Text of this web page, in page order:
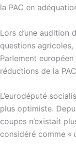
la PAC en
Lors d’une audition
questions agricoles,
Parlement
réductions de la
L’eurodéputé
plus optimiste.
coupes n’existait
considéré comme «